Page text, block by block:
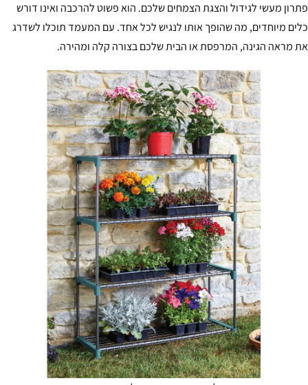
מעשי לגידול והצגת הצמחים שלכם. הוא פשוט להרכבה ואינו דורש
מיוחדים, מה שהופך אותו לנגיש לכל אחד. עם המעמד תוכלו לשדרג
מראה הגינה, המרפסת או הבית שלכם בצורה קלה ומהירה.